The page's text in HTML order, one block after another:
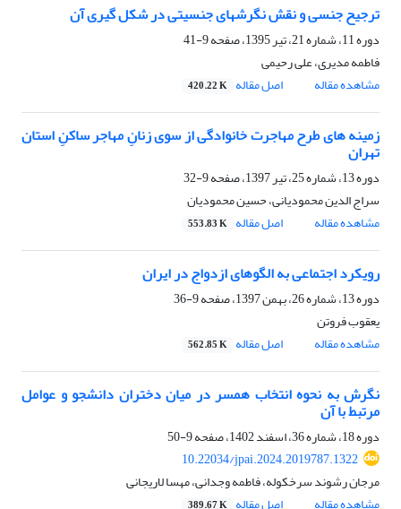
ترجیح جنسی و نقش نگرشهای جنسیتی در شکل گیری آن
دوره 11، شماره 21، تیر 1395، صفحه
9-41
فاطمه مدیری، علی رحیمی
مشاهده مقاله
اصل مقاله 420.22 K
زمینه های طرح مهاجرت خانوادگی از سوی زنانِ مهاجر ساکنِ استان
تهران
دوره 13، شماره 25، تیر 1397، صفحه
9-32
سراج الدین محمودیانی، حسین محمودیان
مشاهده مقاله
اصل مقاله 553.83 K
رویکرد اجتماعی به الگوهای ازدواج در ایران
دوره 13، شماره 26، بهمن 1397، صفحه
9-36
یعقوب فروتن
مشاهده مقاله
اصل مقاله 562.85 K
نگرش به نحوه انتخاب همسر در میان دختران دانشجو و عوامل
مرتبط با آن
دوره 18، شماره 36، اسفند 1402، صفحه
9-50
10.22034/jpai.2024.2019787.1322
مرجان رشوند سرخکوله، فاطمه وجدانی، مهسا لاریجانی